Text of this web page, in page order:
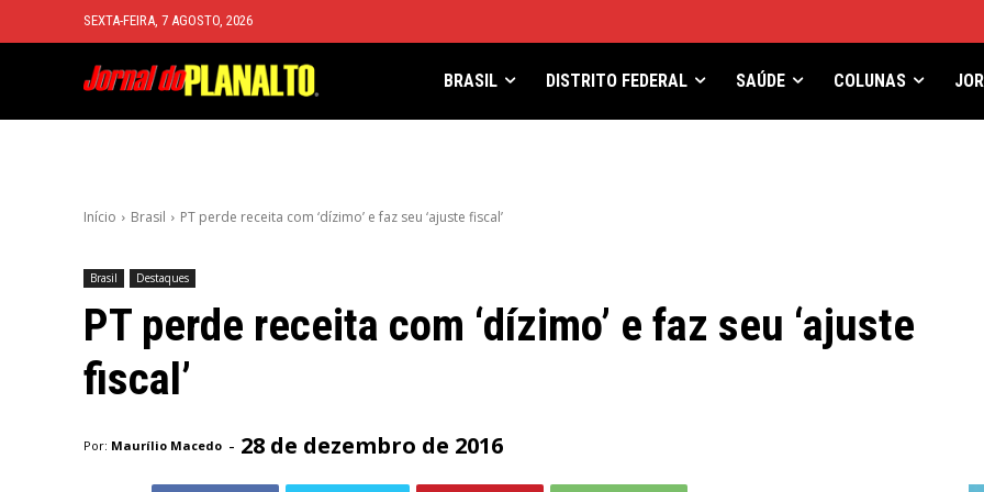
SEXTA-FEIRA, 7 AGOSTO, 2026
BRASIL DISTRITO FEDERAL SAÚDE COLUNAS
Início Brasil PT perde receita com ‘dízimo’ e faz seu ‘ajuste fiscal’
Brasil Destaques
PT perde receita com ‘dízimo’ e faz seu ‘ajuste
fiscal’
Por: Maurílio Macedo - 28 de dezembro de 2016